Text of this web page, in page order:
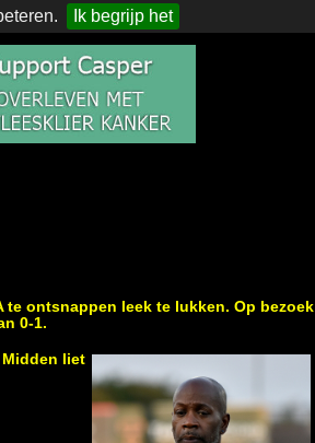
Ik begrijp het
te ontsnappen leek te lukken. Op bezoek
0-1.
Midden liet